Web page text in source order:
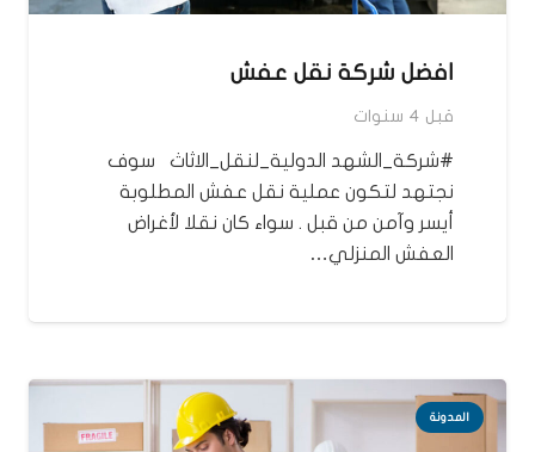
افضل شركة نقل عفش
قبل 4 سنوات
#شركة_الشهد الدولية_لنقل_الاثاث سوف
نجتهد لتكون عملية نقل عفش المطلوبة
أيسر وآمن من قبل . سواء كان نقلا لأغراض
العفش المنزلي…
المدونة